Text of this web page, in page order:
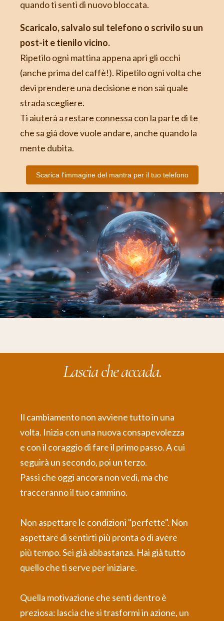
quando ti senti di nuovo bloccata.
Scaricalo, salvalo sul telefono o scrivilo su un
post-it e tienilo vicino.
Ripetilo ogni mattina appena apri gli occhi
(anche prima del caffè!). Ripetilo ogni volta che
devi prendere una decisione e non sai quale
strada scegliere.
Ti aiuterà a restare connessa con la parte di te
che sa già dove vuole andare, anche quando la
mente dubita.
Scarica l'immagine del mantra per il tuo telefono
Lascia che accada.
Il cambiamento non avviene tutto in una
volta. Inizia con una nuova consapevolezza
e con il coraggio di fare il primo passo. A cui
seguirà un secondo, poi un terzo.
Passi che oggi ancora non vedi, ma che
tracceranno il tuo cammino.
Non aspettare le condizioni "perfette". Non
aspettare di sentirti più pronta o di avere
più tempo. Sei già abbastanza. Hai già tutto
quello che ti serve per iniziare.
Quella motivazione che senti dentro è
preziosa: lascia che si trasformi in azione, un